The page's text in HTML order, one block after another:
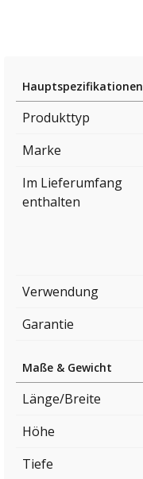
Hauptspezifikationen
Produkttyp
Marke
Im Lieferumfang
enthalten
Verwendung
Garantie
Maße & Gewicht
Länge/Breite
Höhe
Tiefe